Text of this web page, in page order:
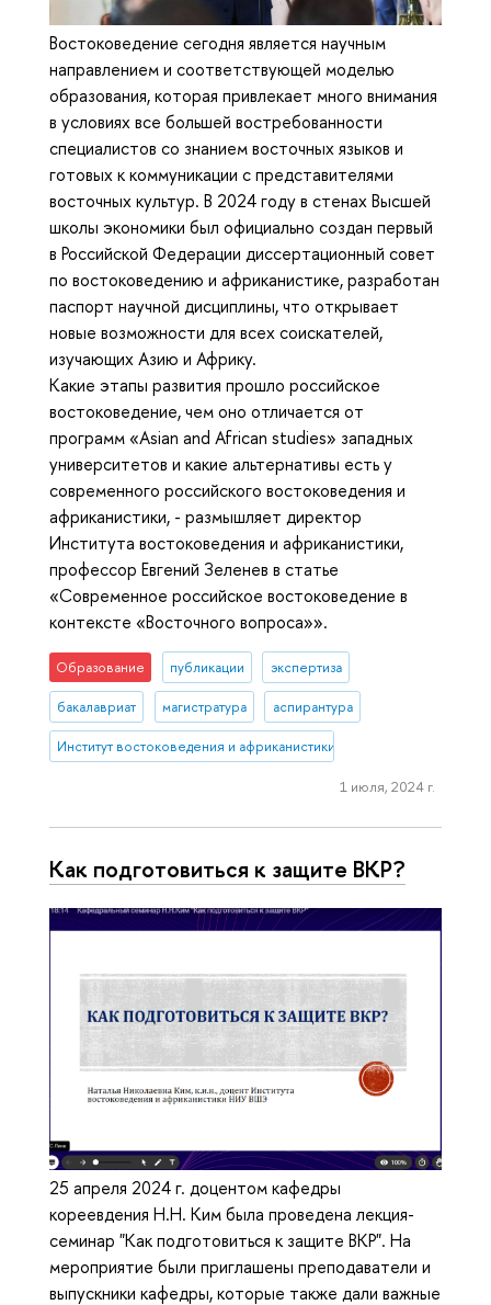
Востоковедение сегодня является научным
направлением и соответствующей моделью
образования, которая привлекает много внимания
в условиях все большей востребованности
специалистов со знанием восточных языков и
готовых к коммуникации с представителями
восточных культур. В 2024 году в стенах Высшей
школы экономики был официально создан первый
в Российской Федерации диссертационный совет
по востоковедению и африканистике, разработан
паспорт научной дисциплины, что открывает
новые возможности для всех соискателей,
изучающих Азию и Африку.
Какие этапы развития прошло российское
востоковедение, чем оно отличается от
программ «Asian and African studies» западных
университетов и какие альтернативы есть у
современного российского востоковедения и
африканистики, - размышляет директор
Института востоковедения и африканистики,
профессор Евгений Зеленев в статье
«Современное российское востоковедение в
контексте «Восточного вопроса»».
Образование публикации экспертиза
бакалавриат магистратура аспирантура
Институт востоковедения и африканистики
1 июля, 2024 г.
Как подготовиться к защите ВКР?
25 апреля 2024 г. доцентом кафедры
кореевдения Н.Н. Ким была проведена лекция-
семинар "Как подготовиться к защите ВКР". На
мероприятие были приглашены преподаватели и
выпускники кафедры, которые также дали важные